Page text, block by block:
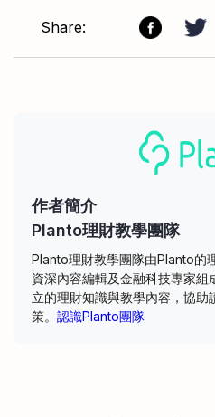
Share:
作者簡介
Planto理財教學團隊
Planto理財教學團隊由Planto的
資深內容編輯及金融科技專家組
立的理財知識與教學內容，協
策。 認識Planto團隊